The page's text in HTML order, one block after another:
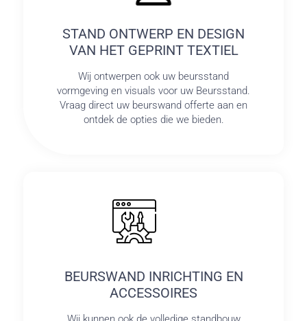
STAND ONTWERP EN DESIGN
VAN HET GEPRINT TEXTIEL
Wij ontwerpen ook uw beursstand
vormgeving en visuals voor uw Beursstand.
Vraag direct uw beurswand offerte aan en
ontdek de opties die we bieden.
BEURSWAND INRICHTING EN
ACCESSOIRES